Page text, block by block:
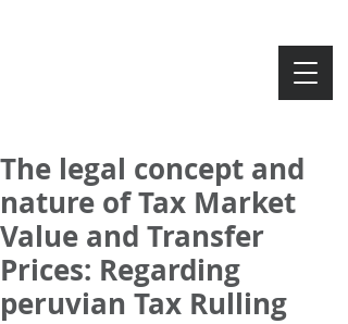
The legal concept and
nature of Tax Market
Value and Transfer
Prices: Regarding
peruvian Tax Rulling